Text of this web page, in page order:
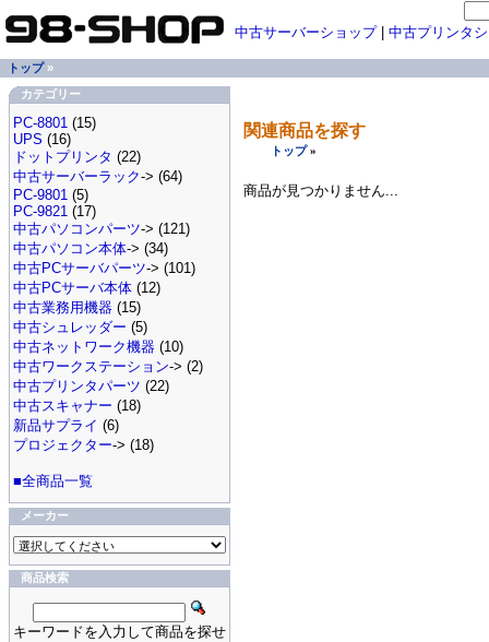
関連商品を探す
トップ»
商品が見つかりません...
中古サーバーショップ| 中古プリンタ
トップ»
カテゴリー
PC-8801 (15)
UPS (16)
ドットプリンタ (22)
中古サーバーラック-> (64)
PC-9801 (5)
PC-9821 (17)
中古パソコンパーツ-> (121)
中古パソコン本体-> (34)
中古PCサーバパーツ-> (101)
中古PCサーバ本体 (12)
中古業務用機器 (15)
中古シュレッダー (5)
中古ネットワーク機器 (10)
中古ワークステーション-> (2)
中古プリンタパーツ (22)
中古スキャナー (18)
新品サプライ (6)
プロジェクター-> (18)
■全商品一覧
メーカー
商品検索
キーワードを入力して商品を探せ